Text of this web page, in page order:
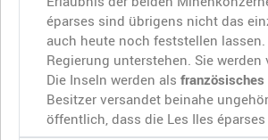
éparses sind übrigens nicht das
auch heute noch feststellen
Regierung unterstehen. Sie werden
Die Inseln werden als französisches
Besitzer versandet beinahe
öffentlich, dass die Les Iles